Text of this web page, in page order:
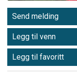
Send melding
Legg til venn
Legg til favoritt